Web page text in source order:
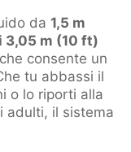
da 1,5 m
3,05 m (10 ft)
consente un
tu abbassi il
o lo riporti alla
adulti, il sistema